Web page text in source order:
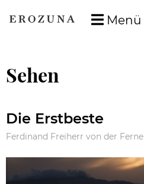
Menü
Sehen
Die Erstbeste
Ferdinand Freiherr von der Ferne